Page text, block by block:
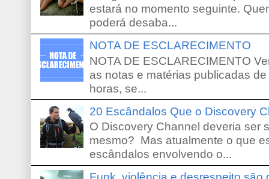
estará no momento seguinte.
poderá desaba...
NOTA DE ESCLARECIMENTO
NOTA DE ESCLARECIMENTO
as notas e matérias publicadas
horas, se...
20 Escândalos Que o Discovery
O Discovery Channel deveria ser
mesmo? Mas atualmente o que
escândalos envolvendo o...